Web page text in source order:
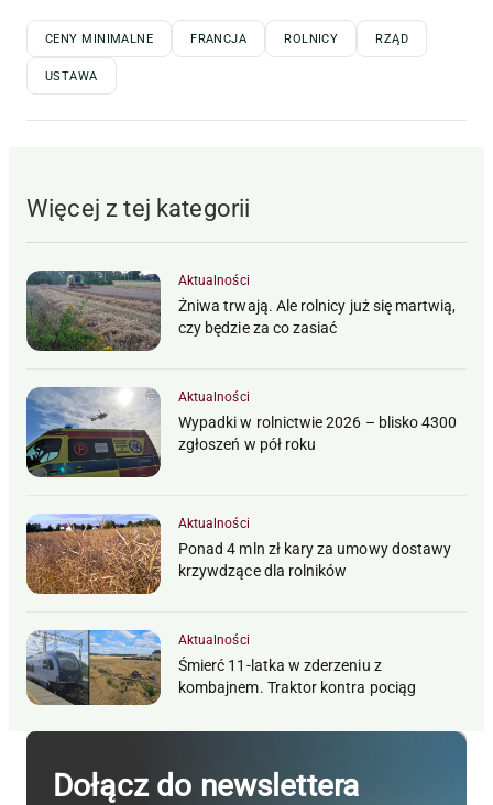
CENY MINIMALNE FRANCJA ROLNICY RZĄD
USTAWA
Więcej z tej kategorii
Aktualności
Żniwa trwają. Ale rolnicy już się martwią,
czy będzie za co zasiać
Aktualności
Wypadki w rolnictwie 2026 – blisko 4300
zgłoszeń w pół roku
Aktualności
Ponad 4 mln zł kary za umowy dostawy
krzywdzące dla rolników
Aktualności
Śmierć 11-latka w zderzeniu z
kombajnem. Traktor kontra pociąg
Dołącz do newslettera